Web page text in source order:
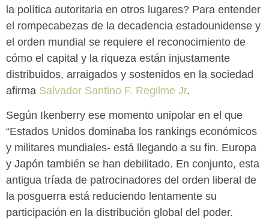
la política autoritaria en otros lugares? Para entender
el rompecabezas de la decadencia estadounidense y
el orden mundial se requiere el reconocimiento de
cómo el capital y la riqueza están injustamente
distribuidos, arraigados y sostenidos en la sociedad
afirma Salvador Santino F. Regilme Jr.
Según Ikenberry ese momento unipolar en el que
“Estados Unidos dominaba los rankings económicos
y militares mundiales- está llegando a su fin. Europa
y Japón también se han debilitado. En conjunto, esta
antigua tríada de patrocinadores del orden liberal de
la posguerra está reduciendo lentamente su
participación en la distribución global del poder.